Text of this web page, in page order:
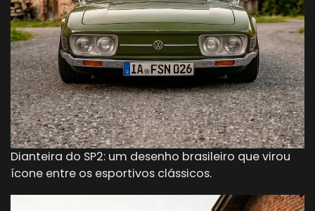
Dianteira do SP2: um desenho brasileiro que virou
ícone entre os esportivos clássicos.